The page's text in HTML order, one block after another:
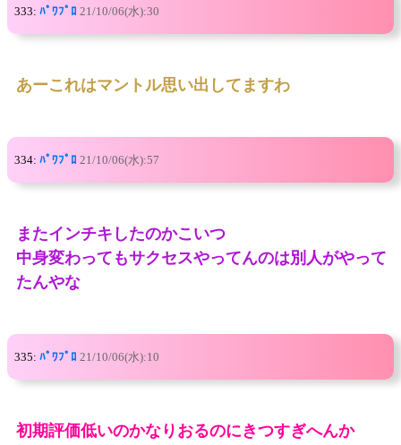
333: ﾊﾟﾜﾌﾟﾛ 21/10/06(水):30
あーこれはマントル思い出してますわ
334: ﾊﾟﾜﾌﾟﾛ 21/10/06(水):57
またインチキしたのかこいつ
中身変わってもサクセスやってんのは別人がやって
たんやな
335: ﾊﾟﾜﾌﾟﾛ 21/10/06(水):10
初期評価低いのかなりおるのにきつすぎへんか